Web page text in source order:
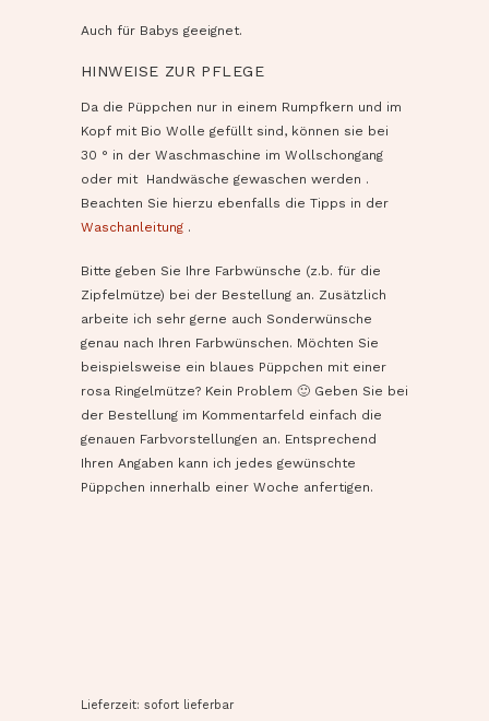
Auch für Babys geeignet.
HINWEISE ZUR PFLEGE
Da die Püppchen nur in einem Rumpfkern und im
Kopf mit Bio Wolle gefüllt sind, können sie bei
30 ° in der Waschmaschine im Wollschongang
oder mit Handwäsche gewaschen werden .
Beachten Sie hierzu ebenfalls die Tipps in der
Waschanleitung .
Bitte geben Sie Ihre Farbwünsche (z.b. für die
Zipfelmütze) bei der Bestellung an. Zusätzlich
arbeite ich sehr gerne auch Sonderwünsche
genau nach Ihren Farbwünschen. Möchten Sie
beispielsweise ein blaues Püppchen mit einer
rosa Ringelmütze? Kein Problem 🙂 Geben Sie bei
der Bestellung im Kommentarfeld einfach die
genauen Farbvorstellungen an. Entsprechend
Ihren Angaben kann ich jedes gewünschte
Püppchen innerhalb einer Woche anfertigen.
Lieferzeit: sofort lieferbar